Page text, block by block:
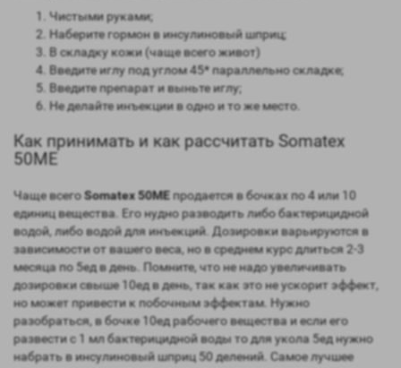
Чистыми руками;
Наберите гормон в инсулиновый шприц;
В складку кожи (чаще всего живот)
Введите иглу под углом 45* параллельно складке;
Введите препарат и выньте иглу;
Не делайте инъекции в одно и то же место.
Как принимать и как рассчитать Somatex
50ME
Чаще всегоSomatex 50ME продается в бочках по 4 или 10
единиц вещества. Его нудно разводить либо бактерицидной
водой, либо водой для инъекций. Дозировки варьируются в
зависимости от вашего веса, но в среднем курс длиться 2-3
месяца по 5ед в день. Помните, что не надо увеличивать
дозировки свыше 10ед в день, так как это не ускорит эффект,
но может привести к побочным эффектам. Нужно
разобраться, в бочке 10ед рабочего вещества и если его
развести с 1 мл бактерицидной воды то для укола 5ед нужно
набрать в инсулиновый шприц 50 делений. Самое лучшее